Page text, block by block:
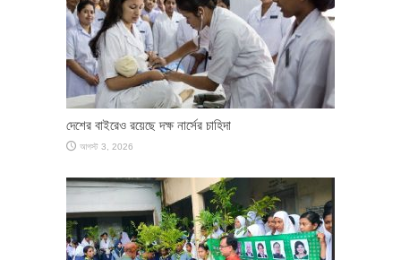
দেশের বাইরেও রয়েছে দক্ষ নার্সের চাহিদা
আগস্ট 3, 2026